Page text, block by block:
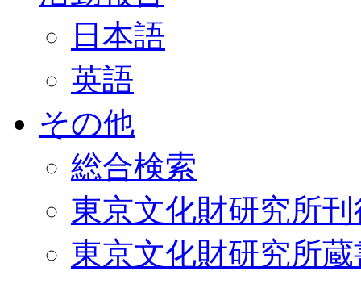
日本語
英語
その他
総合検索
東京文化財研究所
東京文化財研究所